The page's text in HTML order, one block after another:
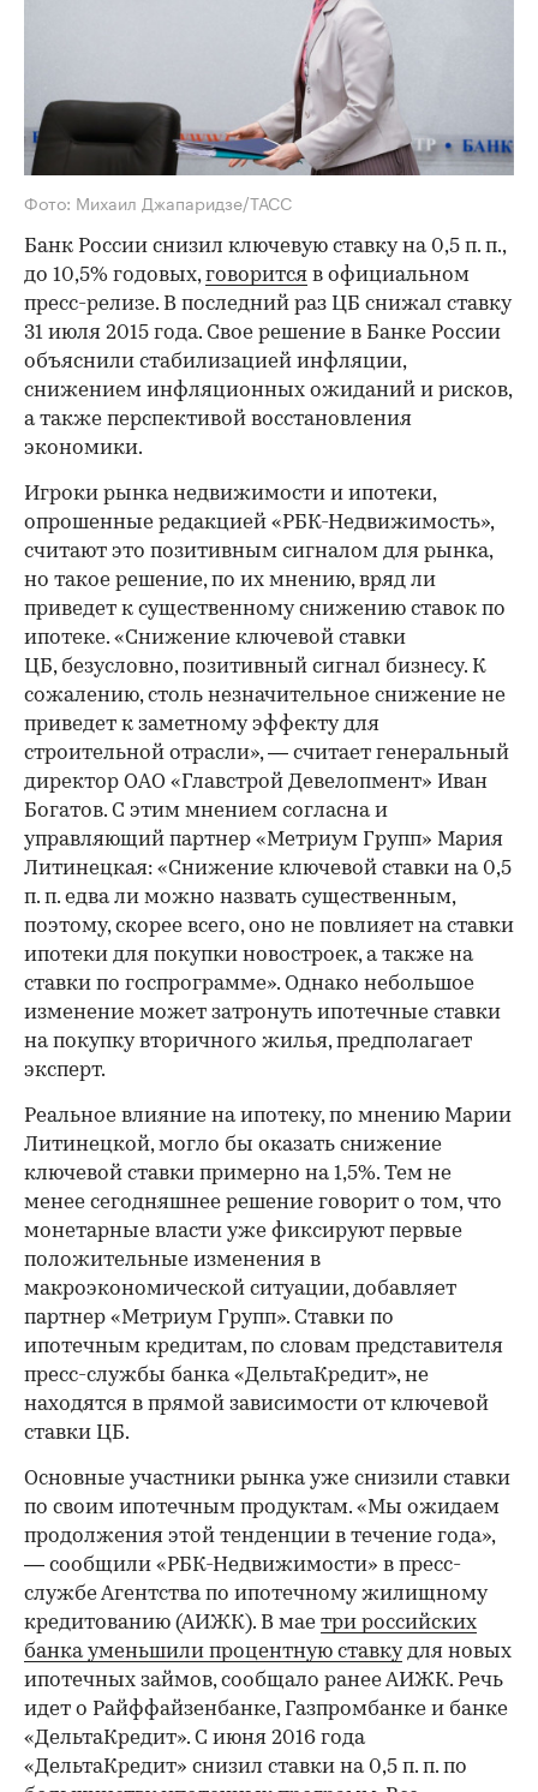
Фото: Михаил Джапаридзе/ТАСС
Банк России снизил ключевую ставку на 0,5 п. п.,
до 10,5% годовых,говорится в официальном
пресс-релизе. В последний раз ЦБ снижал ставку
31 июля 2015 года. Свое решение в Банке России
объяснили стабилизацией инфляции,
снижением инфляционных ожиданий и рисков,
а также перспективой восстановления
экономики.
Игроки рынка недвижимости и ипотеки,
опрошенные редакцией «РБК-Недвижимость»,
считают это позитивным сигналом для рынка,
но такое решение, по их мнению, вряд ли
приведет к существенному снижению ставок по
ипотеке. «Снижение ключевой ставки
ЦБ, безусловно, позитивный сигнал бизнесу. К
сожалению, столь незначительное снижение не
приведет к заметному эффекту для
строительной отрасли», — считает генеральный
директор ОАО «Главстрой Девелопмент» Иван
Богатов. С этим мнением согласна и
управляющий партнер «Метриум Групп» Мария
Литинецкая: «Снижение ключевой ставки на 0,5
п. п. едва ли можно назвать существенным,
поэтому, скорее всего, оно не повлияет на ставки
ипотеки для покупки новостроек, а также на
ставки по госпрограмме». Однако небольшое
изменение может затронуть ипотечные ставки
на покупку вторичного жилья, предполагает
эксперт.
Реальное влияние на ипотеку, по мнению Марии
Литинецкой, могло бы оказать снижение
ключевой ставки примерно на 1,5%. Тем не
менее сегодняшнее решение говорит о том, что
монетарные власти уже фиксируют первые
положительные изменения в
макроэкономической ситуации, добавляет
партнер «Метриум Групп». Ставки по
ипотечным кредитам, по словам представителя
пресс-службы банка «ДельтаКредит», не
находятся в прямой зависимости от ключевой
ставки ЦБ.
Основные участники рынка уже снизили ставки
по своим ипотечным продуктам. «Мы ожидаем
продолжения этой тенденции в течение года»,
— сообщили «РБК-Недвижимости» в пресс-
службе Агентства по ипотечному жилищному
кредитованию (АИЖК). В мае три российских
банка уменьшили процентную ставкудля новых
ипотечных займов, сообщало ранее АИЖК. Речь
идет о Райффайзенбанке, Газпромбанке и банке
«ДельтаКредит». С июня 2016 года
«ДельтаКредит» снизил ставки на 0,5 п. п. по